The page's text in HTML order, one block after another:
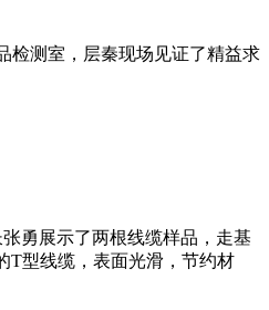
检测室，层秦现场见证了精益求
勇展示了两根线缆样品，走基
T型线缆，表面光滑，节约材